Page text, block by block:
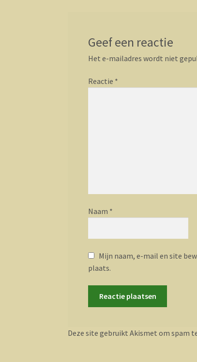
Geef een reactie
Het e-mailadres wordt niet
Reactie *
Naam *
Mijn naam, e-mail en site
plaats.
Deze site gebruikt Akismet om spam